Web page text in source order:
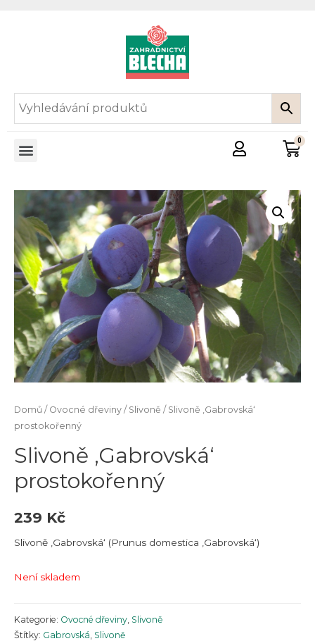
Domů / Ovocné dřeviny / Slivoně / Slivoně ‚Gabrovská‘
prostokořenný
Slivoně ‚Gabrovská‘
prostokořenný
239 Kč
Slivoně ‚Gabrovská‘ (Prunus domestica ‚Gabrovská‘)
Není skladem
Kategorie: Ovocné dřeviny Slivoně
Štítky: Gabrovská Slivoně